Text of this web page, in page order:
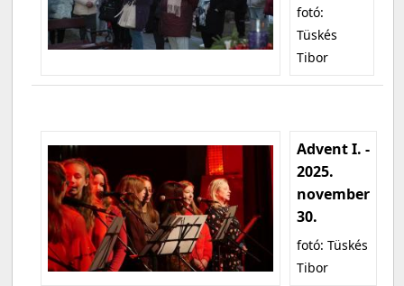
fotó:
Tüskés
Tibor
Advent I. -
2025.
november
30.
fotó: Tüskés
Tibor